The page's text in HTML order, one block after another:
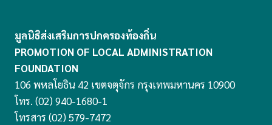
มูลนิธิส่งเสริมการปกครองท้องถิ่น
PROMOTION OF LOCAL ADMINISTRATION
FOUNDATION
106 พหลโยธิน 42 เขตจตุจักร กรุงเทพมหานคร 10900
โทร. (02) 940-1680-1
โทรสาร (02) 579-7472